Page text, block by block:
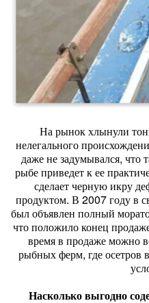
На рынок хлынули
нелегального
даже не задумывался, что
рыбе приведет к ее
сделает черную икру
продуктом. В 2007 году в
был объявлен полный
что положило конец
время в продаже можно
рыбных ферм, где осетров
Насколько выгодно